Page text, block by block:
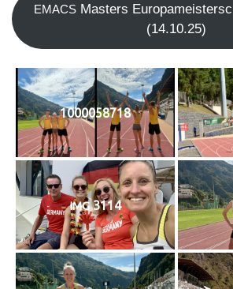
EMACSMas­ters
(14.10.25)
1000058718
IMG3114